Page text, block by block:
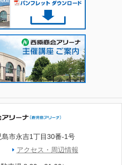
市永吉1丁目30番-1号
アクセス・周辺情報